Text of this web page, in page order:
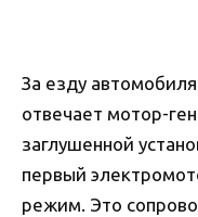
За езду автомобиля
отвечает мотор-
заглушенной
первый
режим. Это